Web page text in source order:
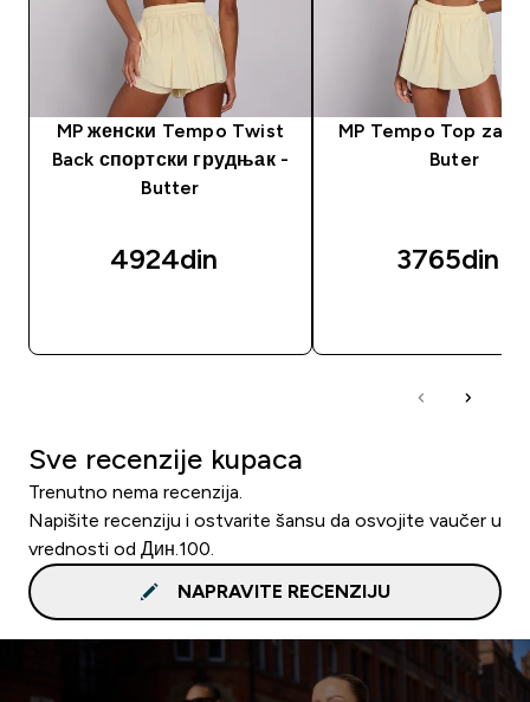
MP женски Tempo Twist
Back спортски грудњак -
Butter
4924din‎
MP Tempo Top za
Buter
3765din‎
Sve recenzije kupaca
Trenutno nema recenzija.
Napišite recenziju i ostvarite šansu da osvojite vaučer u
vrednosti od Дин.100.
NAPRAVITE RECENZIJU